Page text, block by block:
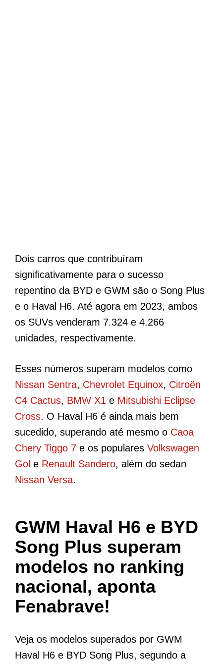
Dois carros que contribuíram
significativamente para o sucesso
repentino da BYD e GWM são o Song Plus
e o Haval H6. Até agora em 2023, ambos
os SUVs venderam 7.324 e 4.266
unidades, respectivamente.
Esses números superam modelos como
Nissan Sentra, Chevrolet Equinox, Citroën
C4 Cactus, BMW X1 e Mitsubishi Eclipse
Cross. O Haval H6 é ainda mais bem
sucedido, superando até mesmo o Caoa
Chery Tiggo 7 e os populares Volkswagen
Gol e Renault Sandero, além do sedan
Nissan Versa.
GWM Haval H6 e BYD
Song Plus superam
modelos no ranking
nacional, aponta
Fenabrave!
Veja os modelos superados por GWM
Haval H6 e BYD Song Plus, segundo a